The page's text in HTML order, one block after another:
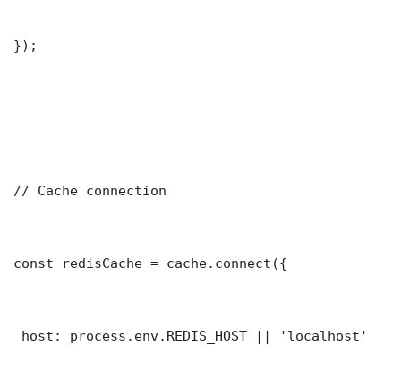
});
// Cache connection
const redisCache = cache.connect({
host: process.env.REDIS_HOST || 'localhost'